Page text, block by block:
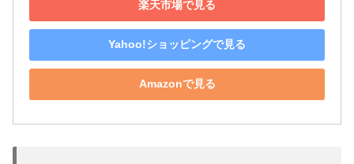
楽天市場で見る
Yahoo!ショッピングで見る
Amazonで見る